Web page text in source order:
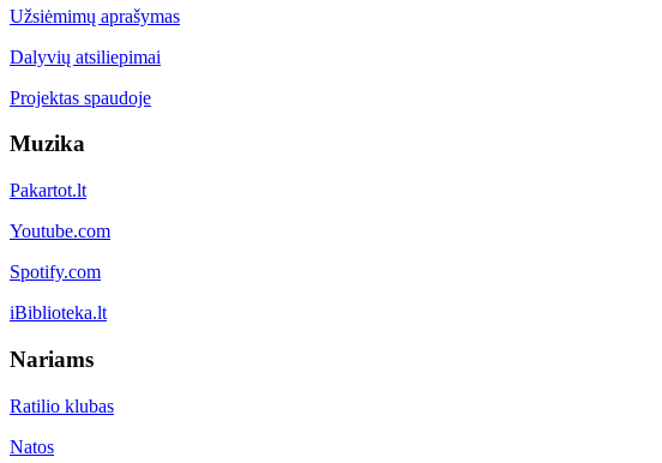
Užsiėmimų aprašymas
Dalyvių atsiliepimai
Projektas spaudoje
Muzika
Pakartot.lt
Youtube.com
Spotify.com
iBiblioteka.lt
Nariams
Ratilio klubas
Natos